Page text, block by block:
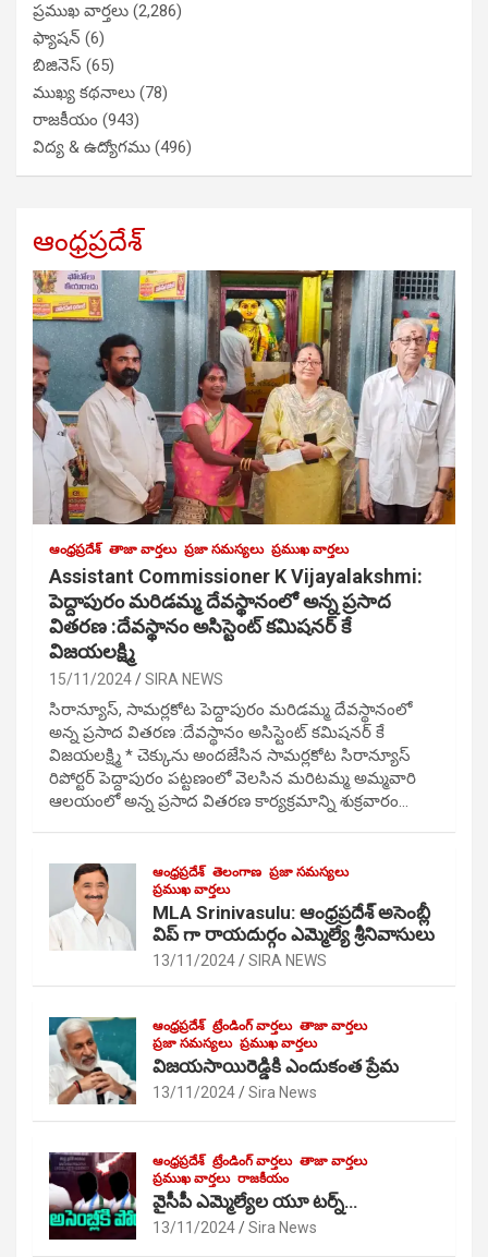
ప్రముఖ వార్తలు (2,286)
ఫ్యాషన్ (6)
బిజినెస్ (65)
ముఖ్య కథనాలు (78)
రాజకీయం (943)
విద్య & ఉద్యోగము (496)
ఆంధ్రప్రదేశ్
ఆంధ్రప్రదేశ్ తాజా వార్తలు ప్రజా సమస్యలు ప్రముఖ వార్తలు
Assistant Commissioner K Vijayalakshmi:
పెద్దాపురం మరిడమ్మ దేవస్థానంలో అన్న ప్రసాద
వితరణ :దేవస్థానం అసిస్టెంట్ కమిషనర్ కే
విజయలక్ష్మి
15/11/2024 SIRA NEWS
సిరాన్యూస్, సామర్లకోట పెద్దాపురం మరిడమ్మ దేవస్థానంలో
అన్న ప్రసాద వితరణ :దేవస్థానం అసిస్టెంట్ కమిషనర్ కే
విజయలక్ష్మి * చెక్కును అందజేసిన సామర్లకోట సిరాన్యూస్
రిపోర్టర్ పెద్దాపురం పట్టణంలో వెలసిన మరిటమ్మ అమ్మవారి
ఆలయంలో అన్న ప్రసాద వితరణ కార్యక్రమాన్ని శుక్రవారం…
ఆంధ్రప్రదేశ్ తెలంగాణ ప్రజా సమస్యలు
ప్రముఖ వార్తలు
MLA Srinivasulu: ఆంధ్రప్రదేశ్ అసెంబ్లీ
విప్ గా రాయదుర్గం ఎమ్మెల్యే శ్రీనివాసులు
13/11/2024 SIRA NEWS
ఆంధ్రప్రదేశ్ ట్రేండింగ్ వార్తలు తాజా వార్తలు
ప్రజా సమస్యలు ప్రముఖ వార్తలు
విజయసాయిరెడ్డికి ఎందుకంత ప్రేమ
13/11/2024 Sira News
ఆంధ్రప్రదేశ్ ట్రేండింగ్ వార్తలు తాజా వార్తలు
ప్రముఖ వార్తలు రాజకీయం
వైసీపీ ఎమ్మెల్యేల యూ టర్న్…
13/11/2024 Sira News